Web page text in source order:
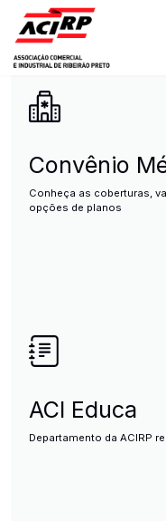
Pular para o conteúdo
ACIRP -
Convênio
Conheça as coberturas,
opções de planos
ACI Educa
Departamento da ACIRP